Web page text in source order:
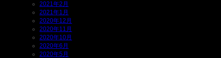
2021年2月
2021年1月
2020年12月
2020年11月
2020年10月
2020年6月
2020年5月